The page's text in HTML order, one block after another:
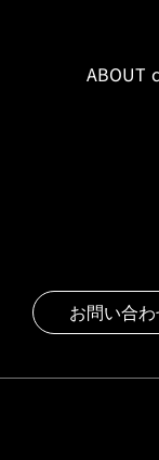
ABOUT
お問い合